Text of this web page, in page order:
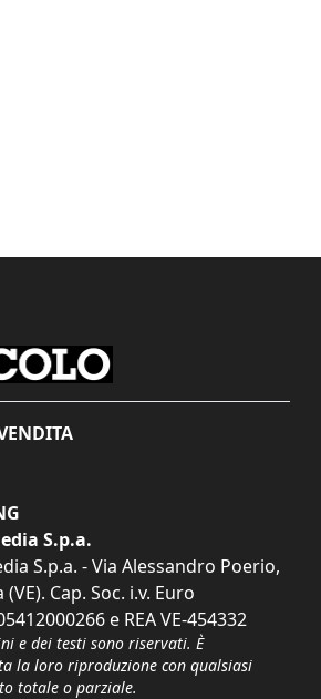
S.p.a.
S.p.a. - Via Alessandro Poerio,
Cap. Soc. i.v. Euro
e REA VE-454332
e dei testi sono riservati. È
la loro riproduzione con qualsiasi
totale o parziale.